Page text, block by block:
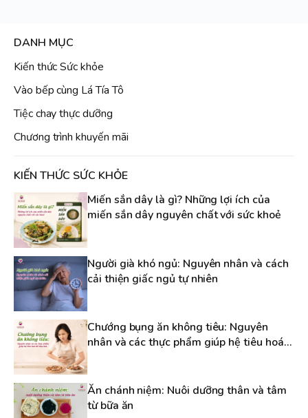
DANH MỤC
Kiến thức Sức khỏe
Vào bếp cùng Lá Tía Tô
Tiệc chay thực dưỡng
Chương trình khuyến mãi
KIẾN THỨC SỨC KHỎE
Miến sắn dây là gì? Những lợi ích của
miến sắn dây nguyên chất với sức khoẻ
Người già khó ngủ: Nguyên nhân và cách
cải thiện giấc ngủ tự nhiên
Chướng bụng ăn không tiêu: Nguyên
nhân và các thực phẩm giúp hệ tiêu hoá
Ăn chánh niệm: Nuôi dưỡng thân và tâm
từ bữa ăn